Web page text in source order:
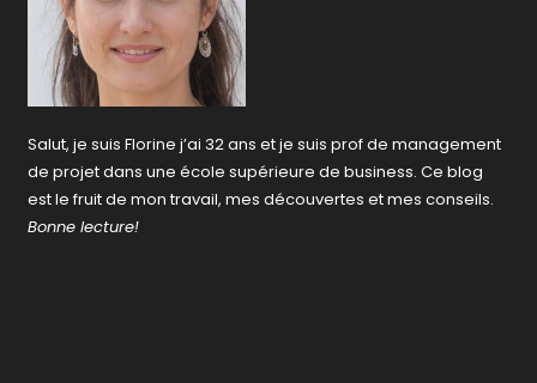
Salut, je suis Florine j’ai 32 ans et je suis prof de management
de projet dans une école supérieure de business. Ce blog
est le fruit de mon travail, mes découvertes et mes conseils.
Bonne lecture!